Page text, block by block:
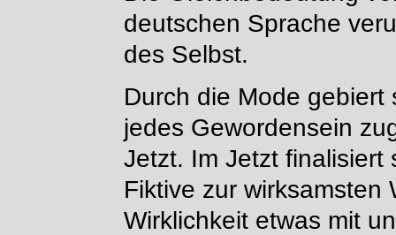
deutschen Sprache
des Selbst.
Durch die Mode
jedes Gewordensein
Jetzt. Im Jetzt finalisiert
Fiktive zur wirksamsten
Wirklichkeit etwas mit